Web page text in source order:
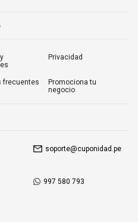
Privacidad
frecuentes
Promociona tu
negocio
soporte@cuponidad.pe
997 580 793